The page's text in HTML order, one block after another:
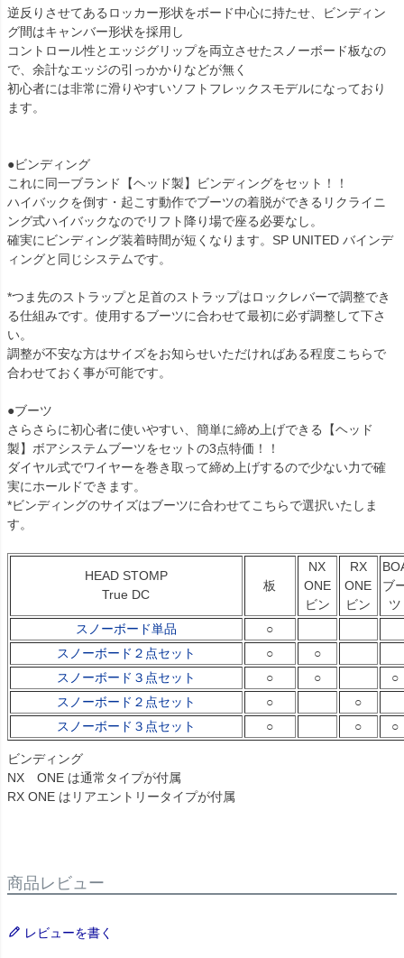
逆反りさせてあるロッカー形状をボード中心に持たせ、ビンディン
グ間はキャンバー形状を採用し
コントロール性とエッジグリップを両立させたスノーボード板なの
で、余計なエッジの引っかかりなどが無く
初心者には非常に滑りやすいソフトフレックスモデルになっており
ます。
●ビンディング
これに同一ブランド【ヘッド製】ビンディングをセット！！
ハイバックを倒す・起こす動作でブーツの着脱ができるリクライニ
ング式ハイバックなのでリフト降り場で座る必要なし。
確実にビンディング装着時間が短くなります。SP UNITED バインデ
ィングと同じシステムです。
*つま先のストラップと足首のストラップはロックレバーで調整でき
る仕組みです。使用するブーツに合わせて最初に必ず調整して下さ
い。
調整が不安な方はサイズをお知らせいただければある程度こちらで
合わせておく事が可能です。
●ブーツ
さらさらに初心者に使いやすい、簡単に締め上げできる【ヘッド
製】ボアシステムブーツをセットの3点特価！！
ダイヤル式でワイヤーを巻き取って締め上げするので少ない力で確
実にホールドできます。
*ビンディングのサイズはブーツに合わせてこちらで選択いたしま
す。
HEAD STOMP
True DC
板
NX
ONE
ビン
RX
ONE
ビン
ブ
ツ
スノーボード単品
○
スノーボード２点セット
○
○
スノーボード３点セット
○ ○
○
スノーボード２点セット
○
○
スノーボード３点セット
○ ○ ○
ビンディング
NX ONE は通常タイプが付属
RX ONE はリアエントリータイプが付属
商品レビュー
レビューを書く